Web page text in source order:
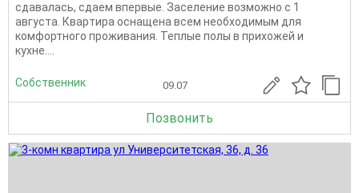
cдaвaлacь, cдaeм впepвыe. Заселение возможно с 1
августа. Кваpтирa оснaщенa всем необходимым для
комфортного проживания. Теплые полы в прихожей и
кухне....
Собственник 09.07
Позвонить